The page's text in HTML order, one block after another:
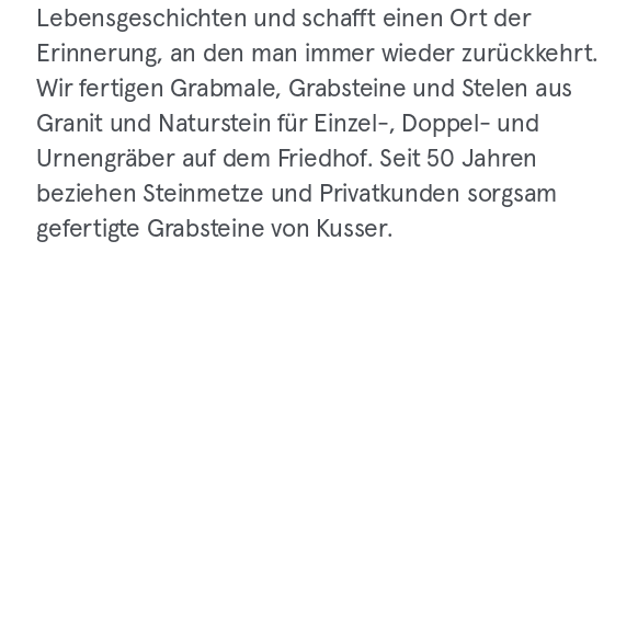
Lebensgeschichten und schafft einen Ort der
Erinnerung, an den man immer wieder zurückkehrt.
Wir fertigen Grabmale, Grabsteine und Stelen aus
Granit und Naturstein für Einzel-, Doppel- und
Urnengräber auf dem Friedhof. Seit 50 Jahren
beziehen Steinmetze und Privatkunden sorgsam
gefertigte Grabsteine von Kusser.